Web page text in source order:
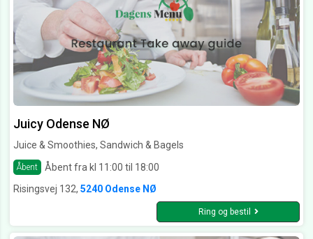
Juicy Odense NØ
Juice & Smoothies, Sandwich & Bagels
Åbent
Åbent fra kl 11:00 til 18:00
Risingsvej 132, 5240 Odense NØ
Ring og bestil